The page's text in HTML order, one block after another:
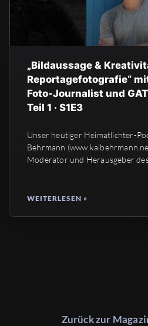
„Bildaussage &
Reportagefotografie“
Foto-Journalist und
Teil 1 · S1E3
Unser heutiger Heimatlichter-
Behrmann
Moderator und Herausgeber
WEITERLESEN »
Zurück zur